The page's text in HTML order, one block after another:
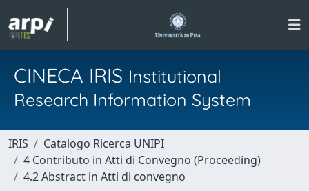
CINECA IRIS Institutional
Research Information System
IRIS
Catalogo Ricerca UNIPI
4 Contributo in Atti di Convegno (Proceeding)
4.2 Abstract in Atti di convegno